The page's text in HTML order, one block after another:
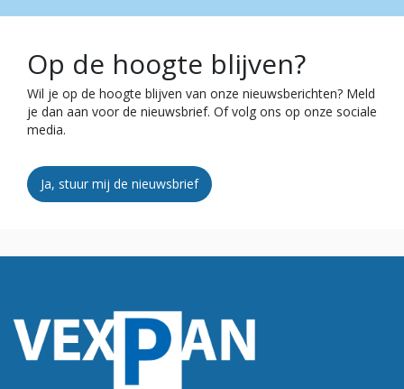
Op de hoogte blijven?
Wil je op de hoogte blijven van onze nieuwsberichten? Meld
je dan aan voor de nieuwsbrief. Of volg ons op onze sociale
media.
Ja, stuur mij de nieuwsbrief